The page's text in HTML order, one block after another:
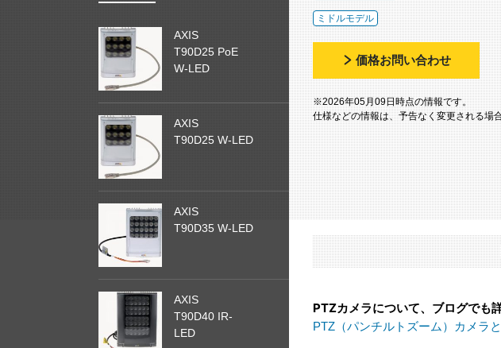
ミドルモデル
価格お問い合わせ
※2026年05月09日時点の情報です。
仕様などの情報は、予告なく変更される場
PTZカメラについて、ブログでも
PTZ（パンチルトズーム）カメラ
AXIS
T90D25 PoE
W-LED
AXIS
T90D25 W-LED
AXIS
T90D35 W-LED
AXIS
T90D40 IR-
LED